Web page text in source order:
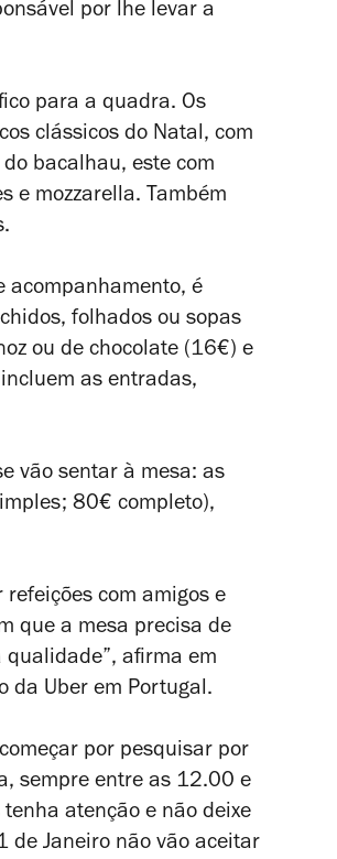
por lhe levar a
para a quadra. Os
clássicos do Natal, com
bacalhau, este com
e mozzarella. Também
acompanhamento, é
folhados ou sopas
ou de chocolate (16€) e
as entradas,
vão sentar à mesa: as
80€ completo),
com amigos e
que a mesa precisa de
qualidade”, afirma em
da Uber em Portugal.
por pesquisar por
sempre entre as 12.00 e
atenção e não deixe
de Janeiro não vão aceitar